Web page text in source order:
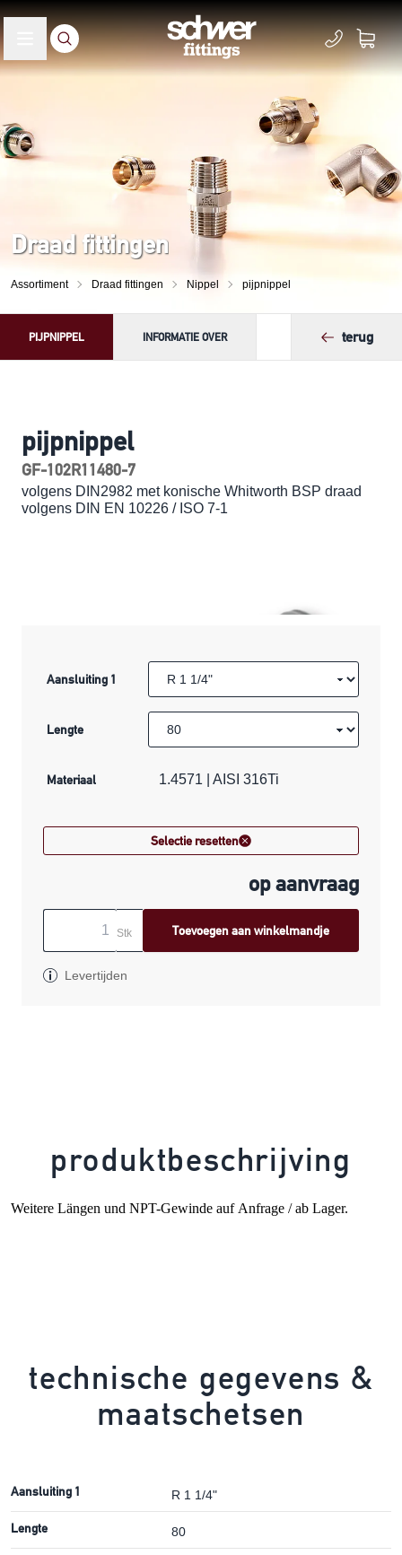
Draad fittingen
Assortiment Draad fittingen Nippel pijpnippel
PIJPNIPPEL INFORMATIE OVER terug
pijpnippel
GF-102R11480-7
volgens DIN2982 met konische Whitworth BSP draad
volgens DIN EN 10226 / ISO 7-1
Aansluiting 1
Lengte
Materiaal 1.4571 | AISI 316Ti
Selectie resetten
op aanvraag
Stk Toevoegen aan winkelmandje
Levertijden
produktbeschrijving
Weitere Längen und NPT-Gewinde auf Anfrage / ab Lager.
technische gegevens &
maatschetsen
Aansluiting 1 R 1 1/4"
Lengte 80